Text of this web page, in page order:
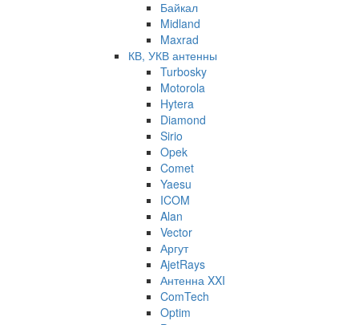
Байкал
Midland
Maxrad
КВ, УКВ антенны
Turbosky
Motorola
Hytera
Diamond
Sirio
Opek
Comet
Yaesu
ICOM
Alan
Vector
Аргут
AjetRays
Антенна XXI
ComTech
Optim